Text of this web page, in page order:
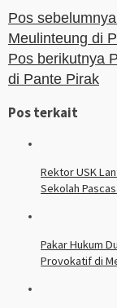
Pos sebelumnya
Meulinteung di
Pos berikutnya
di Pante Pirak
Pos terkait
Rektor USK
Sekolah
Pakar Hukum
Provokatif di